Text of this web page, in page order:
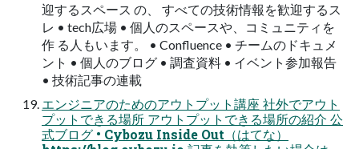
迎するスペース の、 すべての技術情報を歓迎するス
レ • tech広場 • 個人のスペースや、コミュニティを
作 る人もいます。 • Confluence • チームのドキュメ
ント • 個人のブログ • 調査資料 • イベント参加報告
• 技術記事の連載
エンジニアのためのアウトプット講座 社外でアウト
プットできる場所 アウトプットできる場所の紹介 公
式ブログ • Cybozu Inside Out（はてな）